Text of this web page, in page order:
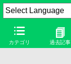
カテゴリ 過去記事